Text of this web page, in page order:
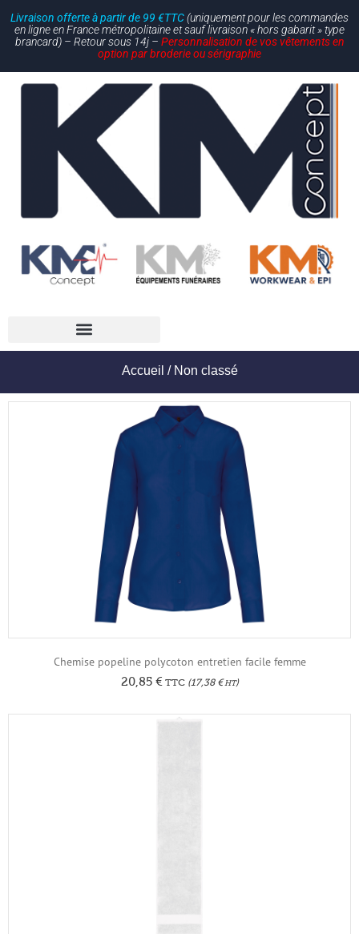
Livraison offerte à partir de 99 €TTC(uniquement pour les commandes
en ligne en France métropolitaine et sauf livraison « hors gabarit » type
brancard) – Retour sous 14j – Personnalisation de vos vêtements en
option par broderie ou sérigraphie
Accueil / Non classé
Chemise popeline polycoton entretien facile femme
20,85 €TTC(17,38 €HT)